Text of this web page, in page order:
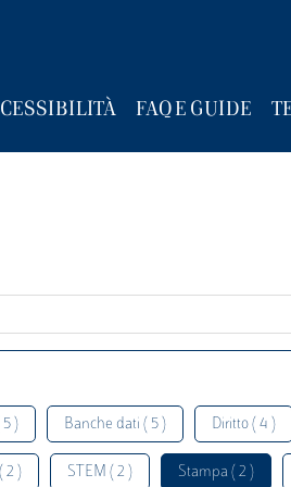
FAQ E GUIDE
5 ) Banche dati ( 5 ) Diritto ( 4 )
2 ) STEM ( 2 ) Stampa ( 2 )